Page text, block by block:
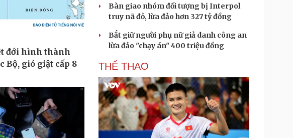
Bàn giao nhóm đối tượng bị Interpol
truy nã đỏ, lừa đảo hơn 327 tỷ đồng
Bắt giữ người phụ nữ giả danh công an
lừa đảo "chạy án" 400 triệu đồng
THỂ THAO